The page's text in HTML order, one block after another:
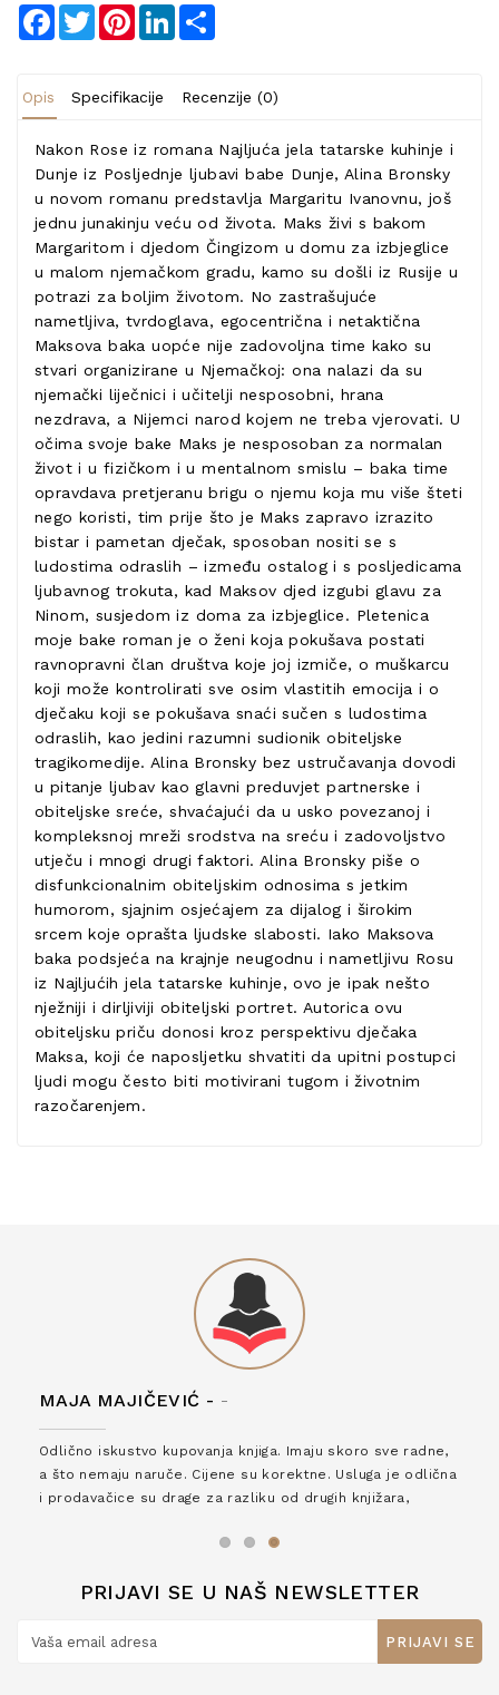
Facebook
TwitterPinterestLinkedIn
Opis Specifikacije Recenzije (0)
Nakon Rose iz romana Najljuća jela tatarske kuhinje i
Dunje iz Posljednje ljubavi babe Dunje, Alina Bronsky
u novom romanu predstavlja Margaritu Ivanovnu, još
jednu junakinju veću od života. Maks živi s bakom
Margaritom i djedom Čingizom u domu za izbjeglice
u malom njemačkom gradu, kamo su došli iz Rusije u
potrazi za boljim životom. No zastrašujuće
nametljiva, tvrdoglava, egocentrična i netaktična
Maksova baka uopće nije zadovoljna time kako su
stvari organizirane u Njemačkoj: ona nalazi da su
njemački liječnici i učitelji nesposobni, hrana
nezdrava, a Nijemci narod kojem ne treba vjerovati. U
očima svoje bake Maks je nesposoban za normalan
život i u fizičkom i u mentalnom smislu – baka time
opravdava pretjeranu brigu o njemu koja mu više šteti
nego koristi, tim prije što je Maks zapravo izrazito
bistar i pametan dječak, sposoban nositi se s
ludostima odraslih – između ostalog i s posljedicama
ljubavnog trokuta, kad Maksov djed izgubi glavu za
Ninom, susjedom iz doma za izbjeglice. Pletenica
moje bake roman je o ženi koja pokušava postati
ravnopravni član društva koje joj izmiče, o muškarcu
koji može kontrolirati sve osim vlastitih emocija i o
dječaku koji se pokušava snaći sučen s ludostima
odraslih, kao jedini razumni sudionik obiteljske
tragikomedije. Alina Bronsky bez ustručavanja dovodi
u pitanje ljubav kao glavni preduvjet partnerske i
obiteljske sreće, shvaćajući da u usko povezanoj i
kompleksnoj mreži srodstva na sreću i zadovoljstvo
utječu i mnogi drugi faktori. Alina Bronsky piše o
disfunkcionalnim obiteljskim odnosima s jetkim
humorom, sjajnim osjećajem za dijalog i širokim
srcem koje oprašta ljudske slabosti. Iako Maksova
baka podsjeća na krajnje neugodnu i nametljivu Rosu
iz Najljućih jela tatarske kuhinje, ovo je ipak nešto
nježniji i dirljiviji obiteljski portret. Autorica ovu
obiteljsku priču donosi kroz perspektivu dječaka
Maksa, koji će naposljetku shvatiti da upitni postupci
ljudi mogu često biti motivirani tugom i životnim
razočarenjem.
MAJA MAJIČEVIĆ - -
Odlično iskustvo kupovanja knjiga. Imaju skoro sve radne,
a što nemaju naruče. Cijene su korektne. Usluga je odlična
i prodavačice su drage za razliku od drugih knjižara,
PRIJAVI SE U NAŠ NEWSLETTER
PRIJAVI SE